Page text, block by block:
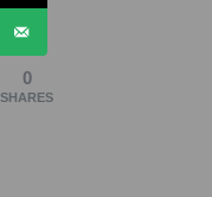
0
SHARES